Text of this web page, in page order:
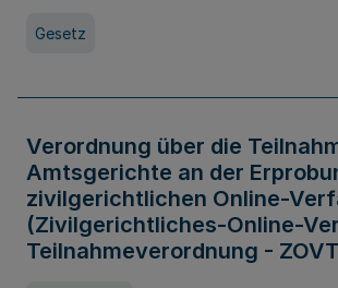
Gesetz
Verordnung über die
Amtsgerichte an der
zivilgerichtlichen Online-
(Zivilgerichtliches-Online-
Teilnahmeverordnung -